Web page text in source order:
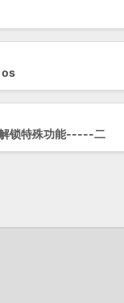
os
锁特殊功能-----二